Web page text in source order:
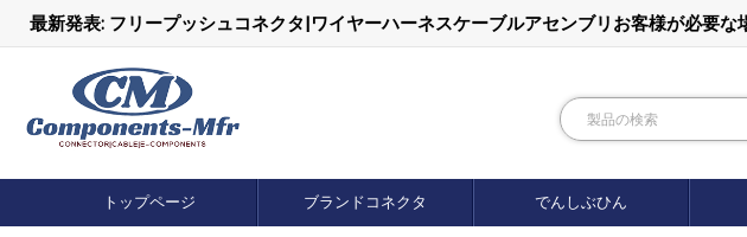
最新発表: フリープッシュコネクタ|ワイヤーハーネスケーブルアセンブリお客様が必要な
トップページ ブランドコネクタ でんしぶひん